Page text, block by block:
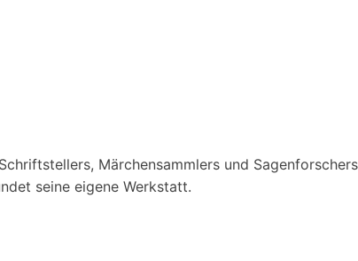
Märchensammlers und Sagenforschers
seine eigene Werkstatt.